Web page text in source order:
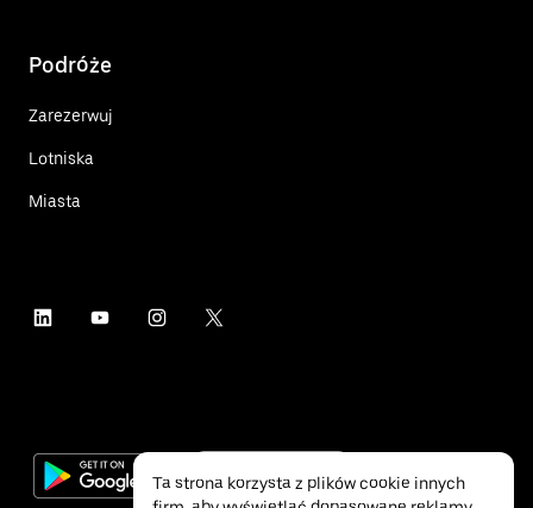
Podróże
Zarezerwuj
Lotniska
Miasta
Ta strona korzysta z plików cookie innych